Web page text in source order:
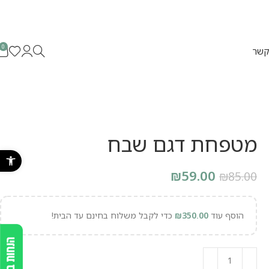
פתח סרגל
0
מטפחת דגם שבח
₪85.00
₪59.00
הוסף עוד ₪350.00 כדי לקבל משלוח בחינם עד הבית!